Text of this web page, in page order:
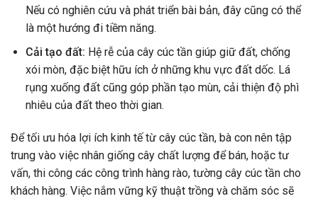
Nếu có nghiên cứu và phát triển bài bản, đây cũng có thể
là một hướng đi tiềm năng.
Cải tạo đất: Hệ rễ của cây cúc tần giúp giữ đất, chống
xói mòn, đặc biệt hữu ích ở những khu vực đất dốc. Lá
rụng xuống đất cũng góp phần tạo mùn, cải thiện độ phì
nhiêu của đất theo thời gian.
Để tối ưu hóa lợi ích kinh tế từ cây cúc tần, bà con nên tập
trung vào việc nhân giống cây chất lượng để bán, hoặc tư
vấn, thi công các công trình hàng rào, tường cây cúc tần cho
khách hàng. Việc nắm vững kỹ thuật trồng và chăm sóc sẽ